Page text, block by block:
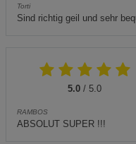
Torti
Sind richtig geil und sehr
5.0 / 5.0
RAMBOS
ABSOLUT SUPER !!!